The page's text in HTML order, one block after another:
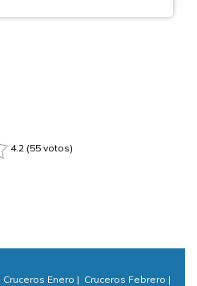
4.2 (55 votos)
Cruceros Enero | Cruceros Febrero |